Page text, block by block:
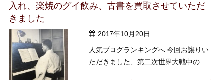
入れ、楽焼のグイ飲み、古書を買取させていただ
きました
2017年10月20日
人気ブログランキングへ 今回お譲りい
ただきました、第二次世界大戦中の指